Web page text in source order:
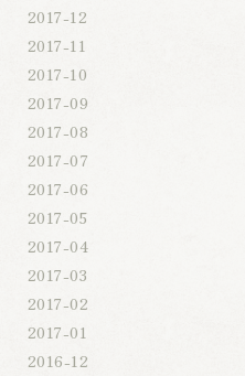
2017-12
2017-11
2017-10
2017-09
2017-08
2017-07
2017-06
2017-05
2017-04
2017-03
2017-02
2017-01
2016-12